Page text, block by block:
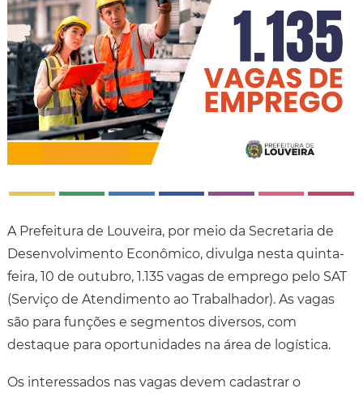
A Prefeitura de Louveira, por meio da Secretaria de
Desenvolvimento Econômico, divulga nesta quinta-
feira, 10 de outubro, 1.135 vagas de emprego pelo SAT
(Serviço de Atendimento ao Trabalhador). As vagas
são para funções e segmentos diversos, com
destaque para oportunidades na área de logística.
Os interessados nas vagas devem cadastrar o